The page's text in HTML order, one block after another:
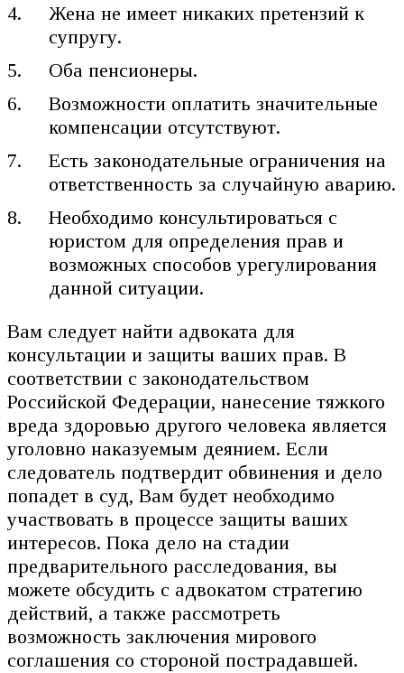
Жена не имеет никаких претензий к
супругу.
Оба пенсионеры.
Возможности оплатить значительные
компенсации отсутствуют.
Есть законодательные ограничения на
ответственность за случайную аварию.
Необходимо консультироваться с
юристом для определения прав и
возможных способов урегулирования
данной ситуации.
Вам следует найти адвоката для
консультации и защиты ваших прав. В
соответствии с законодательством
Российской Федерации, нанесение тяжкого
вреда здоровью другого человека является
уголовно наказуемым деянием. Если
следователь подтвердит обвинения и дело
попадет в суд, Вам будет необходимо
участвовать в процессе защиты ваших
интересов. Пока дело на стадии
предварительного расследования, вы
можете обсудить с адвокатом стратегию
действий, а также рассмотреть
возможность заключения мирового
соглашения со стороной пострадавшей.